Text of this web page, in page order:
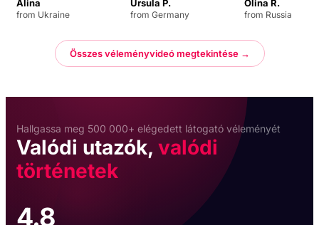
Alina
from Ukraine
Ursula P.
from Germany
Olina R.
from Russia
Összes véleményvideó megtekintése →
Hallgassa meg 500 000+ elégedett látogató véleményét
Valódi utazók, valódi
történetek
4.8